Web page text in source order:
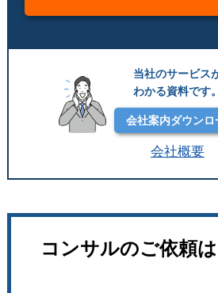
当社のサービス
わかる資料です。
会社案内ダウンロ
会社概要
コンサルのご依頼